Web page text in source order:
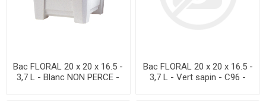
Bac FLORAL 20 x 20 x 16.5 -
3,7 L - Blanc NON PERCE -
Bac FLORAL 20 x 20 x 16.5 -
3,7 L - Vert sapin - C96 -